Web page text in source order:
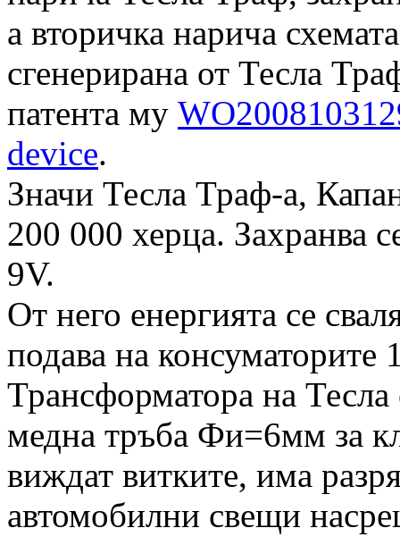
а вторичка нарича
сгенерирана от Тесла
патента му
device.
Значи Тесла Траф-а,
200 000 херца. Захранва
9V.
От него енергията се
подава на
Трансформатора на
медна тръба Фи=6мм за
виждат витките, има
автомобилни свещи